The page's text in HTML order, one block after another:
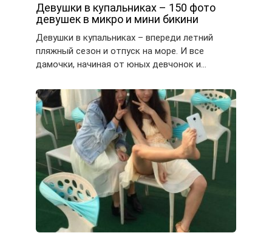
Девушки в купальниках – 150 фото
девушек в микро и мини бикини
Девушки в купальниках – впереди летний
пляжный сезон и отпуск на море. И все
дамочки, начиная от юных девчонок и…